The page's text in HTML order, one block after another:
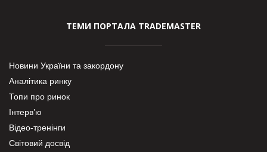
ТЕМИ ПОРТАЛА TRADEMASTER
Новини України та закордону
Аналітика ринку
Топи про ринок
Інтерв’ю
Відео-тренінги
Світовий досвід